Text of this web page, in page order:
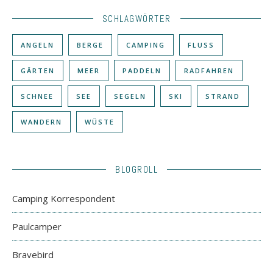
SCHLAGWÖRTER
ANGELN BERGE CAMPING FLUSS
GÄRTEN MEER PADDELN RADFAHREN
SCHNEE SEE SEGELN SKI STRAND
WANDERN WÜSTE
BLOGROLL
Camping Korrespondent
Paulcamper
Bravebird